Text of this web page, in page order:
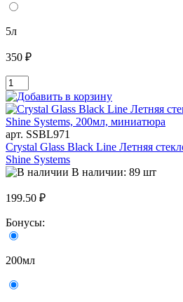
5л
350 ₽
арт. SSBL971
Crystal Glass Black Line Летняя
Shine Systems
В наличии: 89 шт
199.50 ₽
Бонусы:
200мл